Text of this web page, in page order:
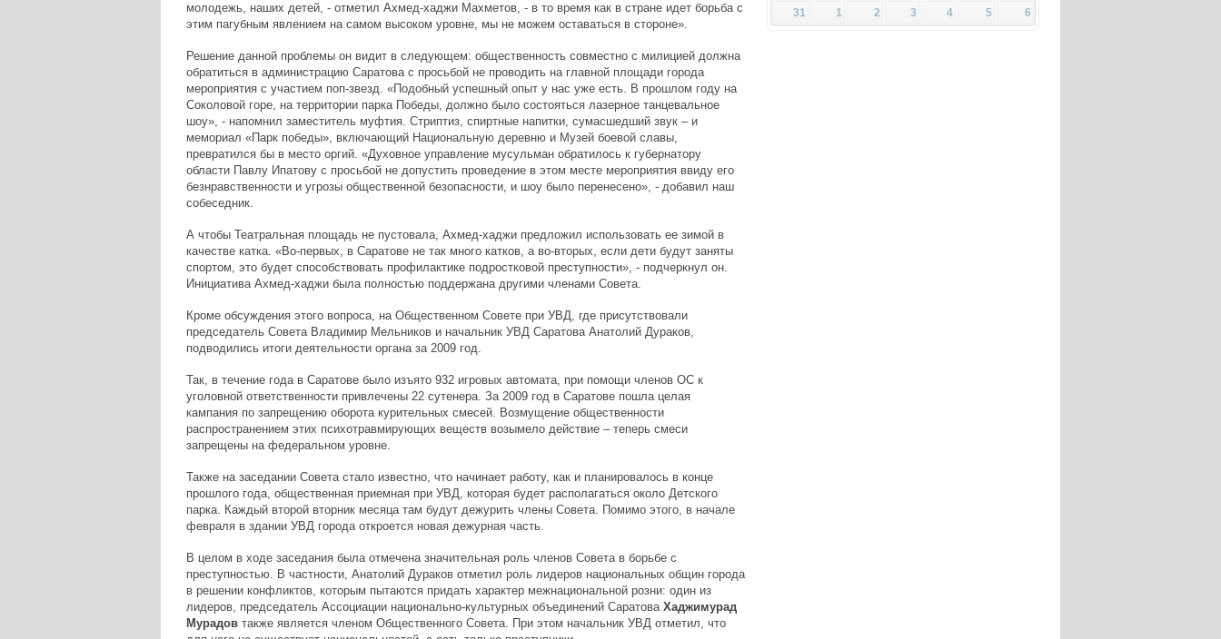
молодежь, наших детей, - отметил Ахмед-хаджи Махметов, - в то время как в стране идет борьба с
этим пагубным явлением на самом высоком уровне, мы не можем оставаться в стороне».
Решение данной проблемы он видит в следующем: общественность совместно с милицией должна
обратиться в администрацию Саратова с просьбой не проводить на главной площади города
мероприятия с участием поп-звезд. «Подобный успешный опыт у нас уже есть. В прошлом году на
Соколовой горе, на территории парка Победы, должно было состояться лазерное танцевальное
шоу», - напомнил заместитель муфтия. Стриптиз, спиртные напитки, сумасшедший звук – и
мемориал «Парк победы», включающий Национальную деревню и Музей боевой славы,
превратился бы в место оргий. «Духовное управление мусульман обратилось к губернатору
области Павлу Ипатову с просьбой не допустить проведение в этом месте мероприятия ввиду его
безнравственности и угрозы общественной безопасности, и шоу было перенесено», - добавил наш
собеседник.
А чтобы Театральная площадь не пустовала, Ахмед-хаджи предложил использовать ее зимой в
качестве катка. «Во-первых, в Саратове не так много катков, а во-вторых, если дети будут заняты
спортом, это будет способствовать профилактике подростковой преступности», - подчеркнул он.
Инициатива Ахмед-хаджи была полностью поддержана другими членами Совета.
Кроме обсуждения этого вопроса, на Общественном Совете при УВД, где присутствовали
председатель Совета Владимир Мельников и начальник УВД Саратова Анатолий Дураков,
подводились итоги деятельности органа за 2009 год.
Так, в течение года в Саратове было изъято 932 игровых автомата, при помощи членов ОС к
уголовной ответственности привлечены 22 сутенера. За 2009 год в Саратове пошла целая
кампания по запрещению оборота курительных смесей. Возмущение общественности
распространением этих психотравмирующих веществ возымело действие – теперь смеси
запрещены на федеральном уровне.
Также на заседании Совета стало известно, что начинает работу, как и планировалось в конце
прошлого года, общественная приемная при УВД, которая будет располагаться около Детского
парка. Каждый второй вторник месяца там будут дежурить члены Совета. Помимо этого, в начале
февраля в здании УВД города откроется новая дежурная часть.
В целом в ходе заседания была отмечена значительная роль членов Совета в борьбе с
преступностью. В частности, Анатолий Дураков отметил роль лидеров национальных общин города
в решении конфликтов, которым пытаются придать характер межнациональной розни: один из
лидеров, председатель Ассоциации национально-культурных объединений Саратова Хаджимурад
Мурадовтакже является членом Общественного Совета. При этом начальник УВД отметил, что
31
1 2 3 4 5 6